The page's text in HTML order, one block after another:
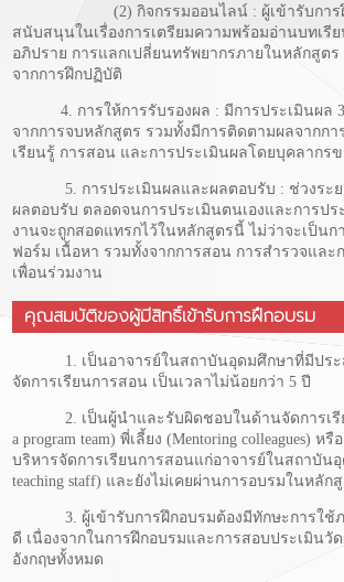
(2) กิจกรรมออนไลน์ : ผู้เข้ารับการฝึก
สนับสนุนในเรื่องการเตรียมความพร้อมอ่านบทเรี
อภิปราย การแลกเปลี่ยนทรัพยากรภายในหลักสูต
จากการฝึกปฏิบัติ
4. การให้การรับรองผล : มีการประเมินผล 3
จากการจบหลักสูตร รวมทั้งมีการติดตามผลจากก
เรียนรู้ การสอน และการประเมินผลโดยบุคลากร
5. การประเมินผลและผลตอบรับ : ช่วงระยะ
ผลตอบรับ ตลอดจนการประเมินตนเองและการปร
งานจะถูกสอดแทรกไว้ในหลักสูตรนี้ ไม่ว่าจะเป็นก
ฟอร์ม เนื้อหา รวมทั้งจากการสอน การสำรวจและ
เพื่อนร่วมงาน
คุณสมบัติของผู้มีสิทธิ์เข้ารับการฝึกอบรม
1. เป็นอาจารย์ในสถาบันอุดมศึกษาที่มีประ
จัดการเรียนการสอน เป็นเวลาไม่น้อยกว่า 5 ปี
2. เป็นผู้นำและรับผิดชอบในด้านจัดการเรีย
a program team) พี่เลี้ยง (Mentoring colleagues) ห
บริหารจัดการเรียนการสอนแก่อาจารย์ในสถาบันอุ
teaching staff) และยังไม่เคยผ่านการอบรมในหลัก
3. ผู้เข้ารับการฝึกอบรมต้องมีทักษะการใช้ภา
ดี เนื่องจากในการฝึกอบรมและการสอบประเมินวั
อังกฤษทั้งหมด